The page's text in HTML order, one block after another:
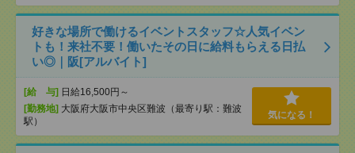
好きな場所で働けるイベントスタッフ☆人気イベン
トも！来社不要！働いたその日に給料もらえる日払
い◎｜阪[アルバイト]
[給 与] 日給16,500円～
[勤務地] 大阪府大阪市中央区難波（最寄り駅：難波
駅）
気になる！